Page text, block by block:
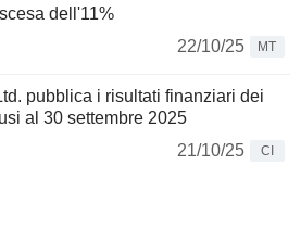
dell'11%
22/10/25
MT
pubblica i risultati finanziari dei
al 30 settembre 2025
21/10/25
CI